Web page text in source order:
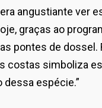
angustiante ver
graças ao
pontes de dossel.
costas simboliza
espécie.”